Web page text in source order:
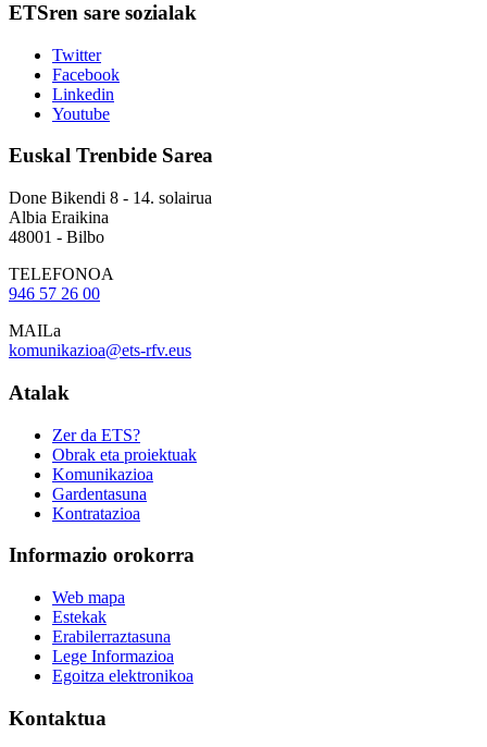
ETSren sare sozialak
Twitter
Facebook
Linkedin
Youtube
Euskal Trenbide Sarea
Done Bikendi 8 - 14. solairua
Albia Eraikina
48001 - Bilbo
TELEFONOA
946 57 26 00
MAILa
komunikazioa@ets-rfv.eus
Atalak
Zer da ETS?
Obrak eta proiektuak
Komunikazioa
Gardentasuna
Kontratazioa
Informazio orokorra
Web mapa
Estekak
Erabilerraztasuna
Lege Informazioa
Egoitza elektronikoa
Kontaktua